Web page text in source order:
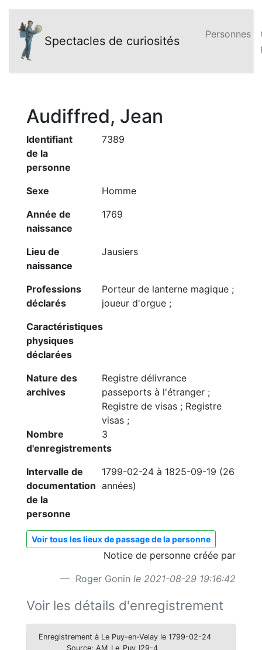
Spectacles de curiosités Personnes
Audiffred, Jean
Identifiant
de la
personne
7389
Sexe
Homme
Année de
naissance
1769
Lieu de
naissance
Jausiers
Professions
déclarés
Porteur de lanterne magique ;
joueur d'orgue ;
Caractéristiques
physiques
déclarées
Nature des
archives
Registre délivrance
passeports à l'étranger ;
Registre de visas ; Registre
visas ;
Nombre
d'enregistrements
3
Intervalle de
documentation
de la
personne
1799-02-24 à 1825-09-19 (26
années)
Voir tous les lieux de passage de la personne
Notice de personne créée par
Roger Gonin le 2021-08-29 19:16:42
Voir les détails d'enregistrement
Enregistrement à Le Puy-en-Velay le 1799-02-24
Source: AM_Le_Puy_I29-4